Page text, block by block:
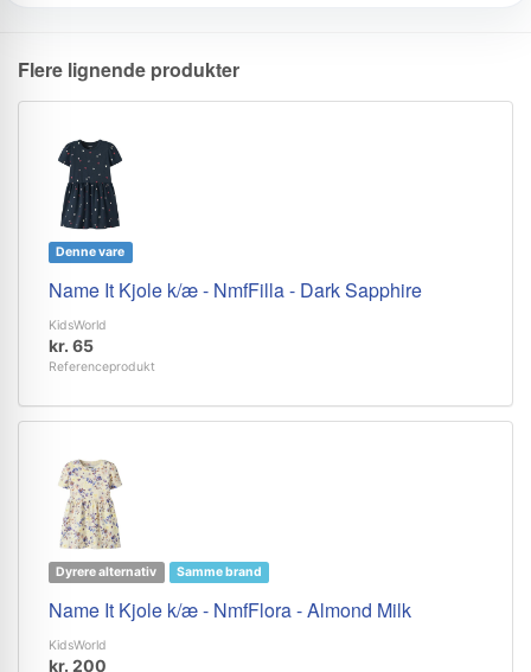
Flere lignende produkter
Denne vare
Name It Kjole k/æ - NmfFilla - Dark Sapphire
KidsWorld
kr. 65
Referenceprodukt
Dyrere alternativ Samme brand
Name It Kjole k/æ - NmfFlora - Almond Milk
KidsWorld
kr. 200